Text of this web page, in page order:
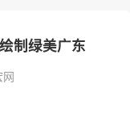
制绿美广东
网